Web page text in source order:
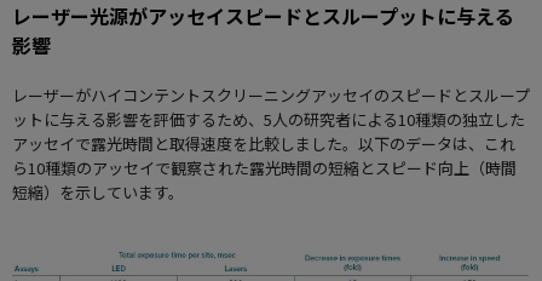
レーザー光源がアッセイスピードとスループットに与える
影響
レーザーがハイコンテントスクリーニングアッセイのスピードとスループ
ットに与える影響を評価するため、5人の研究者による10種類の独立した
アッセイで露光時間と取得速度を比較しました。以下のデータは、これ
ら10種類のアッセイで観察された露光時間の短縮とスピード向上（時間
短縮）を示しています。